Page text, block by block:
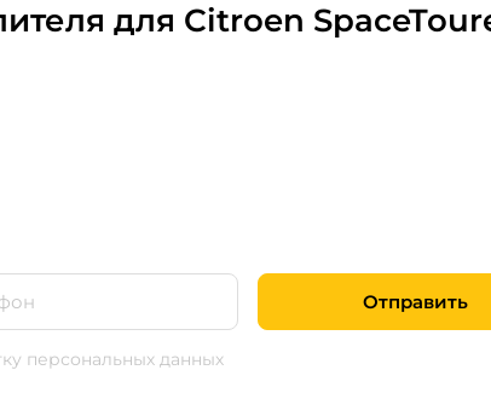
для Citroen
Отправить
персональных данных